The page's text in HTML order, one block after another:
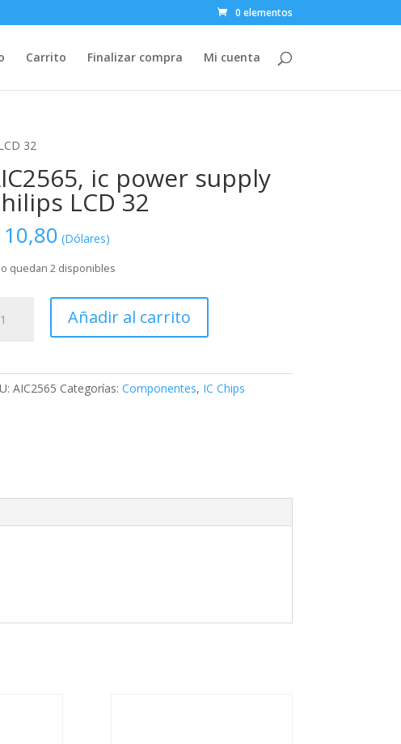
0 elementos
Carrito Finalizar compra Mi cuenta
32
ic power supply
LCD 32
10,80 (Dólares)
quedan 2 disponibles
Añadir al carrito
AIC2565 Categorías: Componentes, IC Chips